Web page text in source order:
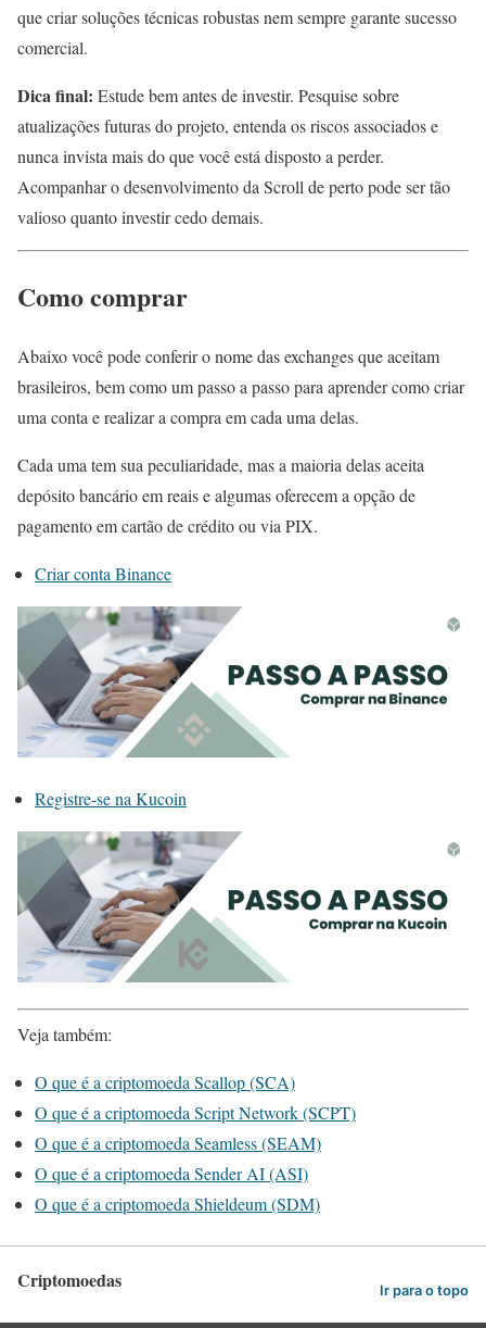
que criar soluções técnicas robustas nem sempre garante sucesso
comercial.
Dica final: Estude bem antes de investir. Pesquise sobre
atualizações futuras do projeto, entenda os riscos associados e
nunca invista mais do que você está disposto a perder.
Acompanhar o desenvolvimento da Scroll de perto pode ser tão
valioso quanto investir cedo demais.
Como comprar
Abaixo você pode conferir o nome das exchanges que aceitam
brasileiros, bem como um passo a passo para aprender como criar
uma conta e realizar a compra em cada uma delas.
Cada uma tem sua peculiaridade, mas a maioria delas aceita
depósito bancário em reais e algumas oferecem a opção de
pagamento em cartão de crédito ou via PIX.
Criar conta Binance
Registre-se na Kucoin
Veja também:
O que é a criptomoeda Scallop (SCA)
O que é a criptomoeda Script Network (SCPT)
O que é a criptomoeda Seamless (SEAM)
O que é a criptomoeda Sender AI (ASI)
O que é a criptomoeda Shieldeum (SDM)
Criptomoedas Ir para o topo